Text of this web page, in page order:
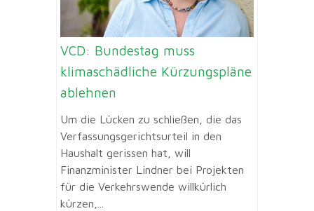
VCD: Bundestag muss
klimaschädliche Kürzungspläne
ablehnen
Um die Lücken zu schließen, die das
Verfassungsgerichtsurteil in den
Haushalt gerissen hat, will
Finanzminister Lindner bei Projekten
für die Verkehrswende willkürlich
kürzen,...